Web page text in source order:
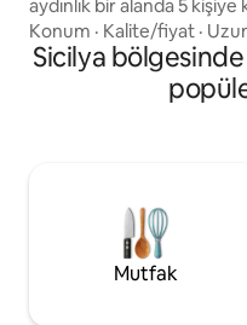
aydınlık bir alanda 5 kişiye
sahipliği yapabilir. Bu
katlıdır, büyük bir duş,
odası, aydınlık bir oturma
mutfak, buzdolabı, klima,
büyük, ferah ve konforlu
Konum · Kalite/fiyat ·
Sicilya bölgesinde
Mutfak